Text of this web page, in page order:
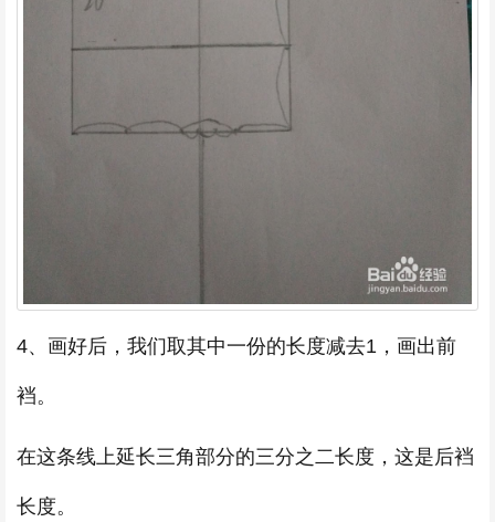
4、画好后，我们取其中一份的长度减去1，画出前
裆。
在这条线上延长三角部分的三分之二长度，这是后裆
长度。